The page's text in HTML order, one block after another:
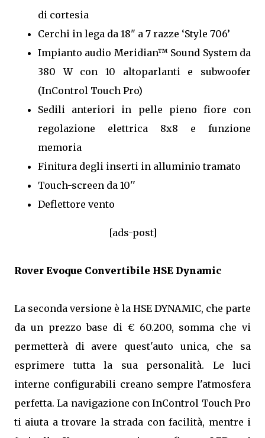
di cortesia
Cerchi in lega da 18" a 7 razze ‘Style 706’
Impianto audio Meridian™ Sound System da
380 W con 10 altoparlanti e subwoofer
(InControl Touch Pro)
Sedili anteriori in pelle pieno fiore con
regolazione elettrica 8x8 e funzione
memoria
Finitura degli inserti in alluminio tramato
Touch-screen da 10''
Deflettore vento
[ads-post]
Rover Evoque Convertibile HSE Dynamic
La seconda versione è la HSE DYNAMIC, che parte
da un prezzo base di € 60.200, somma che vi
permetterà di avere quest'auto unica, che sa
esprimere tutta la sua personalità. Le luci
interne configurabili creano sempre l'atmosfera
perfetta. La navigazione con InControl Touch Pro
ti aiuta a trovare la strada con facilità, mentre i